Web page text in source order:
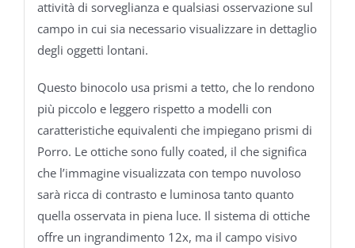
attività di sorveglianza e qualsiasi osservazione sul
campo in cui sia necessario visualizzare in dettaglio
degli oggetti lontani.
Questo binocolo usa prismi a tetto, che lo rendono
più piccolo e leggero rispetto a modelli con
caratteristiche equivalenti che impiegano prismi di
Porro. Le ottiche sono fully coated, il che significa
che l’immagine visualizzata con tempo nuvoloso
sarà ricca di contrasto e luminosa tanto quanto
quella osservata in piena luce. Il sistema di ottiche
offre un ingrandimento 12x, ma il campo visivo